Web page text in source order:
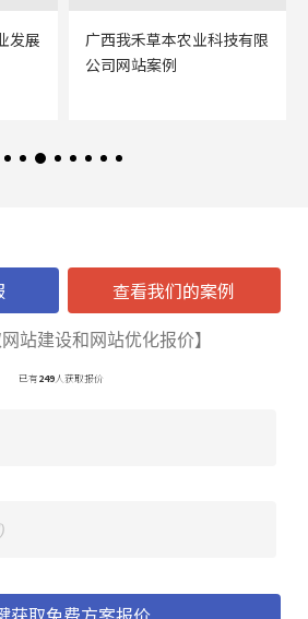
发展
广西我禾草本农业科技有限
公司网站案例
查看我们的案例
网站建设和网站优化报价】
已有249人获取报价